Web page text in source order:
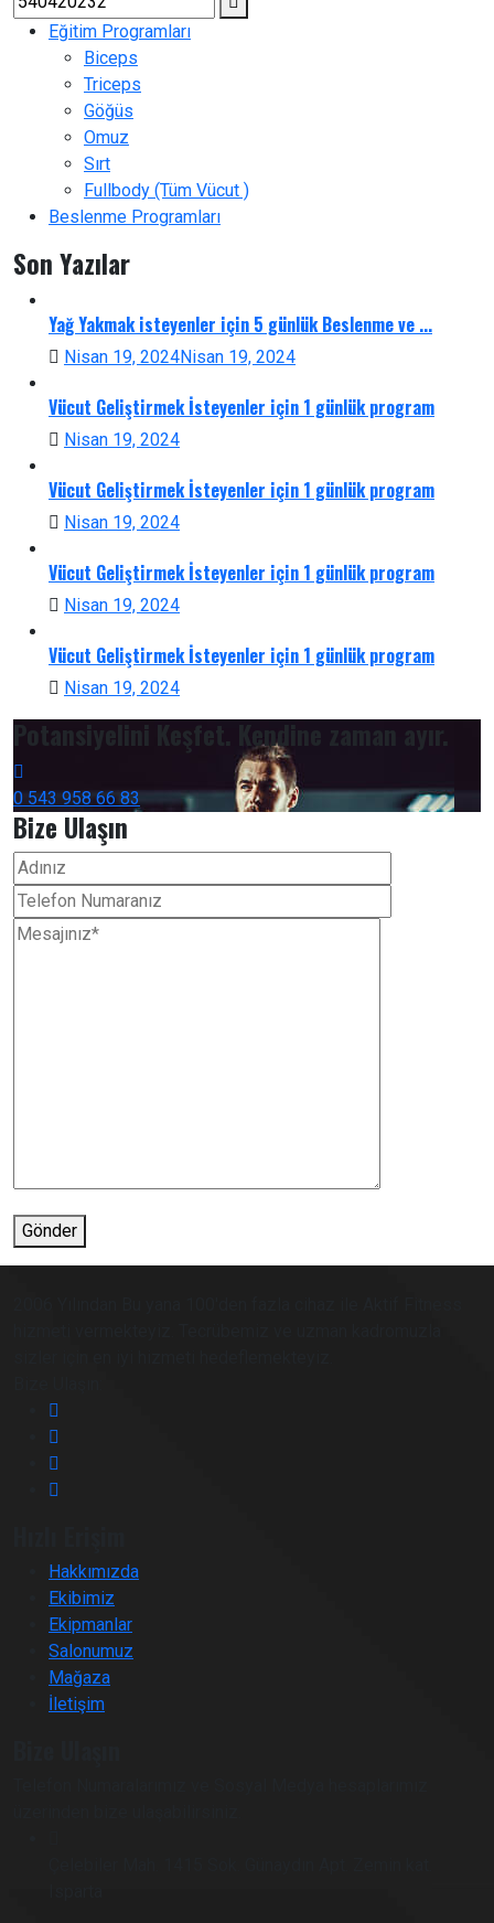
Eğitim Programları
Biceps
Triceps
Göğüs
Omuz
Sırt
Fullbody (Tüm Vücut )
Beslenme Programları
Son Yazılar
Yağ Yakmak isteyenler için 5 günlük Beslenme ve ...
Nisan 19, 2024Nisan 19, 2024
Vücut Geliştirmek İsteyenler için 1 günlük program
Nisan 19, 2024
Vücut Geliştirmek İsteyenler için 1 günlük program
Nisan 19, 2024
Vücut Geliştirmek İsteyenler için 1 günlük program
Nisan 19, 2024
Vücut Geliştirmek İsteyenler için 1 günlük program
Nisan 19, 2024
Potansiyelini Keşfet. Kendine zaman ayır.
0 543 958 66 83
Bize Ulaşın
Gönder
Hakkımızda
Ekibimiz
Ekipmanlar
Salonumuz
Mağaza
İletişim